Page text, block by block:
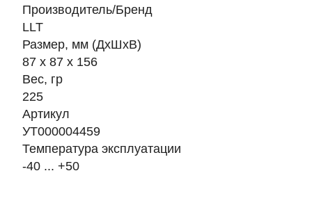
Производитель/Бренд
LLT
Размер, мм (ДхШхВ)
87 x 87 x 156
Вес, гр
225
Артикул
УТ000004459
Температура эксплуатации
-40 ... +50